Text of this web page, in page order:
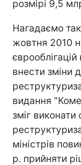
розмірі 9,5
Нагадаємо
жовтня 2010
внести зміни
видання
зміг
міністрів
р. прийняти